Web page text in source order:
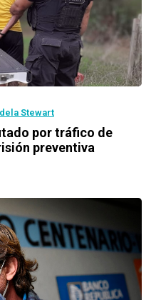
Stewart
por tráfico de
preventiva